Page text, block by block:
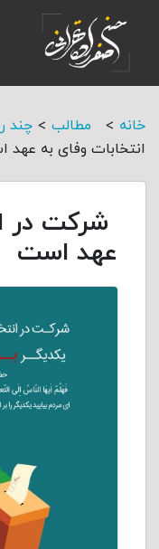
خانه > مطالب > چند
انتخابات وفای به عهد
شرکت در
عهد است